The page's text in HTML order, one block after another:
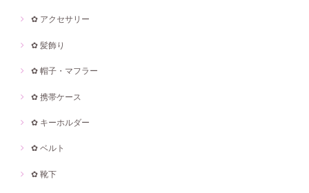
✿ アクセサリー
✿ 髪飾り
✿ 帽子・マフラー
✿ 携帯ケース
✿ キーホルダー
✿ ベルト
✿ 靴下